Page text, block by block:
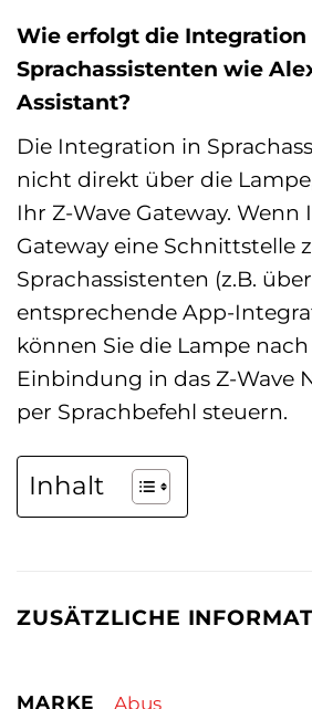
Wie erfolgt die Integration
Sprachassistenten wie
Assistant?
Die Integration in
nicht direkt über die
Ihr Z-Wave Gateway. Wenn
Gateway eine Schnittstelle
Sprachassistenten (z.B.
entsprechende App-
können Sie die Lampe
Einbindung in das Z-Wave
per Sprachbefehl steuern.
Inhalt
ZUSÄTZLICHE
MARKE Abus